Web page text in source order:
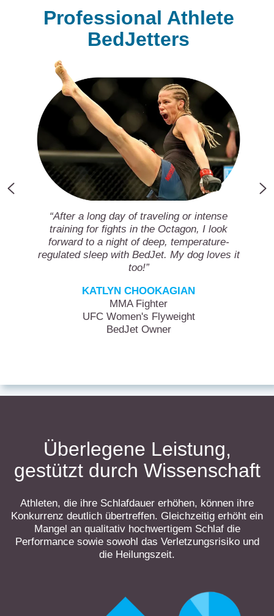
Professional Athlete
BedJetters
“After a long day of traveling or intense
training for fights in the Octagon, I look
forward to a night of deep, temperature-
regulated sleep with BedJet. My dog loves it
too!”
KATLYN CHOOKAGIAN
MMA Fighter
UFC Women's Flyweight
BedJet Owner
Überlegene Leistung,
gestützt durch Wissenschaft
Athleten, die ihre Schlafdauer erhöhen, können ihre
Konkurrenz deutlich übertreffen. Gleichzeitig erhöht ein
Mangel an qualitativ hochwertigem Schlaf die
Performance sowie sowohl das Verletzungsrisiko und
die Heilungszeit.